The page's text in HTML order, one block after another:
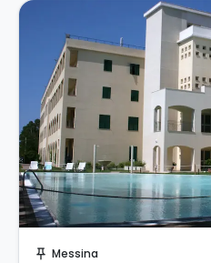
push_pin Messina